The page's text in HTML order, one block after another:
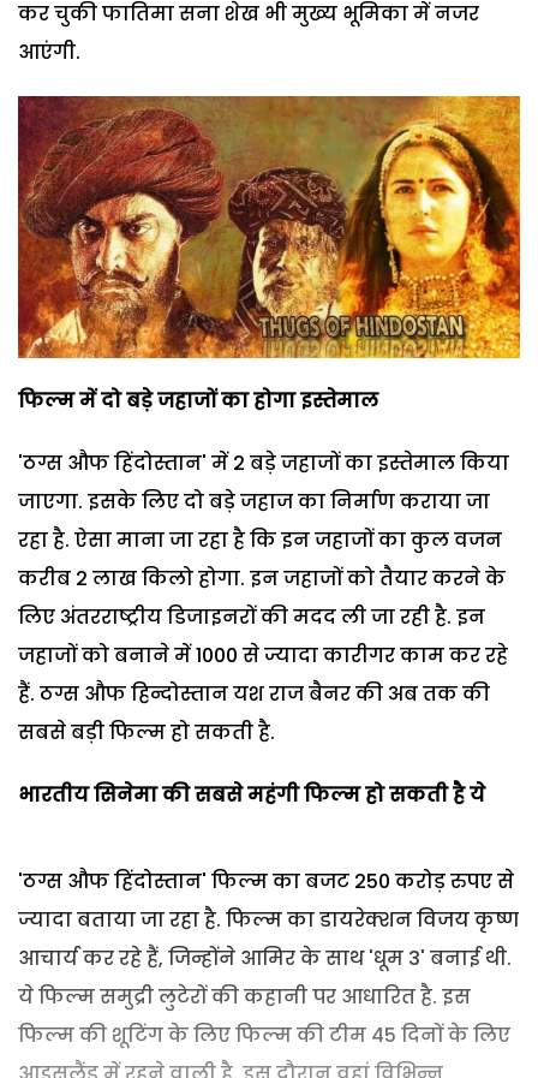
कर चुकी फातिमा सना शेख भी मुख्य भूमिका में नजर
आएंगी.
फिल्म में दो बड़े जहाजों का होगा इस्तेमाल
'ठग्स औफ हिंदोस्तान' में 2 बड़े जहाजों का इस्तेमाल किया
जाएगा. इसके लिए दो बड़े जहाज का निर्माण कराया जा
रहा है. ऐसा माना जा रहा है कि इन जहाजों का कुल वजन
करीब 2 लाख किलो होगा. इन जहाजों को तैयार करने के
लिए अंतरराष्ट्रीय डिजाइनरों की मदद ली जा रही है. इन
जहाजों को बनाने में 1000 से ज्यादा कारीगर काम कर रहे
हैं. ठग्स औफ हिन्दोस्तान यश राज बैनर की अब तक की
सबसे बड़ी फिल्म हो सकती है.
भारतीय सिनेमा की सबसे महंगी फिल्म हो सकती है ये
'ठग्स औफ हिंदोस्तान' फिल्म का बजट 250 करोड़ रुपए से
ज्यादा बताया जा रहा है. फिल्म का डायरेक्शन विजय कृष्ण
आचार्य कर रहे हैं, जिन्होंने आमिर के साथ 'धूम 3' बनाई थी.
ये फिल्म समुद्री लुटेरों की कहानी पर आधारित है. इस
फिल्म की शूटिंग के लिए फिल्म की टीम 45 दिनों के लिए